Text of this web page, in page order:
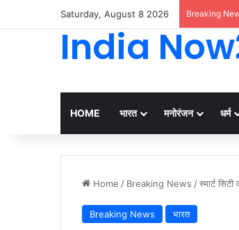
Saturday, August 8 2026 Breaking
India
HOME भारत मनोरंजन धर्म
Home / Breaking News /स्मार्ट
Breaking News भारत